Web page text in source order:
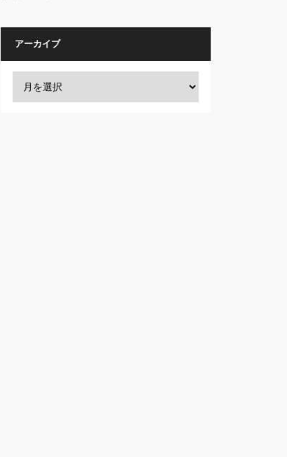
アーカイブ